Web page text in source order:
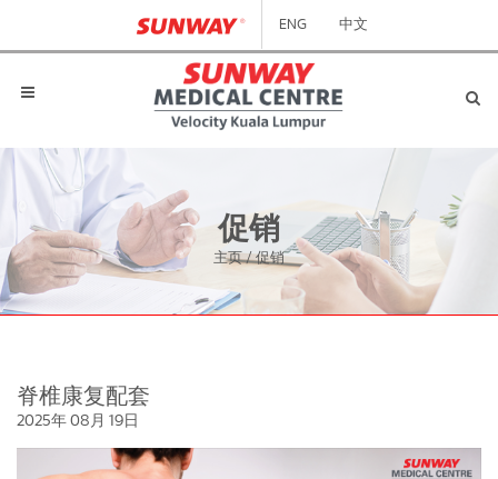
ENG 中文
促销
主页 / 促销
脊椎康复配套
2025年 08月 19日